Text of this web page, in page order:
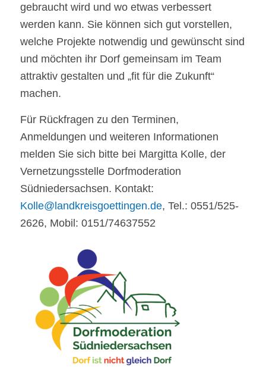
gebraucht wird und wo etwas verbessert
werden kann. Sie können sich gut vorstellen,
welche Projekte notwendig und gewünscht sind
und möchten ihr Dorf gemeinsam im Team
attraktiv gestalten und „fit für die Zukunft“
machen.
Für Rückfragen zu den Terminen,
Anmeldungen und weiteren Informationen
melden Sie sich bitte bei Margitta Kolle, der
Vernetzungsstelle Dorfmoderation
Südniedersachsen. Kontakt:
Kolle@landkreisgoettingen.de, Tel.: 0551/525-
2626, Mobil: 0151/74637552